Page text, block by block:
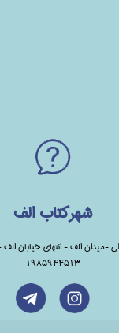
شهرکتاب الف
-میدان الف - انتهای خیابان
1985944513